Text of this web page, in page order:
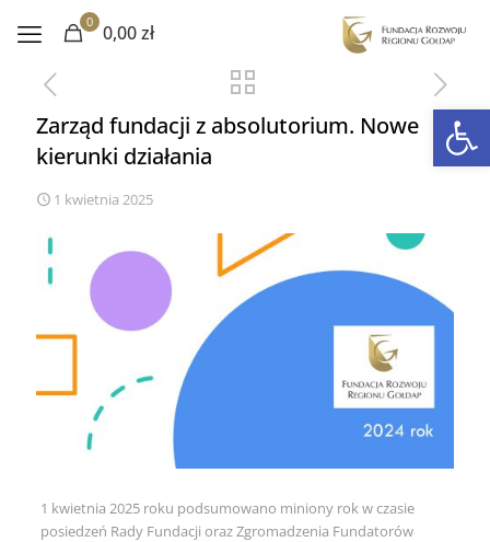
0 0,00 zł
Zarząd fundacji z absolutorium. Nowe
kierunki działania
1 kwietnia 2025
1 kwietnia 2025 roku podsumowano miniony rok w czasie
posiedzeń Rady Fundacji oraz Zgromadzenia Fundatorów